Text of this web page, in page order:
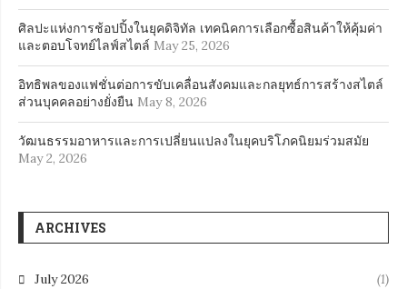
ศิลปะแห่งการช้อปปิ้งในยุคดิจิทัล เทคนิคการเลือกซื้อสินค้าให้คุ้มค่า
และตอบโจทย์ไลฟ์สไตล์ May 25, 2026
อิทธิพลของแฟชั่นต่อการขับเคลื่อนสังคมและกลยุทธ์การสร้างสไตล์
ส่วนบุคคลอย่างยั่งยืน May 8, 2026
วัฒนธรรมอาหารและการเปลี่ยนแปลงในยุคบริโภคนิยมร่วมสมัย
May 2, 2026
ARCHIVES
July 2026 (1)